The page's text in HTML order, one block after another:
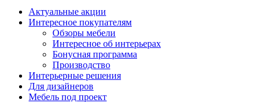
Актуальные акции
Интересное покупателям
Обзоры мебели
Интересное об интерьерах
Бонусная программа
Производство
Интерьерные решения
Для дизайнеров
Мебель под проект